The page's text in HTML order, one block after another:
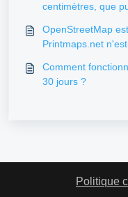
centimètres, que
OpenStreetMap
Printmaps.net
Comment
30 jours ?
Politique